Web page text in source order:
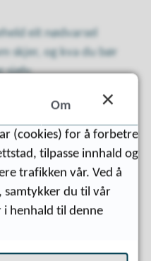
eit nødvarsel
skjer, og kva du bør
sjølv.
informasjon om
Om
(cookies) for å forbetre
tilpasse innhald og
trafikken vår. Ved å
samtykker du til vår
henhald til denne